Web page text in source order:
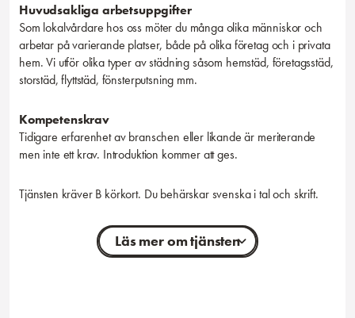
Huvudsakliga arbetsuppgifter
Som lokalvårdare hos oss möter du många olika människor och
arbetar på varierande platser, både på olika företag och i privata
hem. Vi utför olika typer av städning såsom hemstäd, företagsstäd,
storstäd, flyttstäd, fönsterputsning mm.
Kompetenskrav
Tidigare erfarenhet av branschen eller likande är meriterande
men inte ett krav. Introduktion kommer att ges.
Tjänsten kräver B körkort. Du behärskar svenska i tal och skrift.
Läs mer om tjänsten